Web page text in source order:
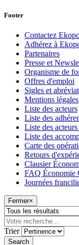
Footer
Contactez
Adhérez à
Partenaires
Presse et
Organisme de
Offres d'emploi
Sigles et
Mentions légales
Liste des acteurs
Liste des
Liste des
Liste des
Carte des
Retours
Clausier
FAQ Économie
Journées
Fermer×
Trier